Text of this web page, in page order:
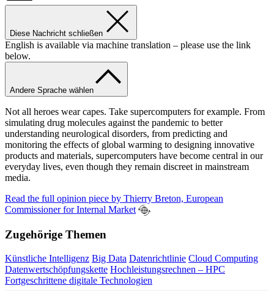
Diese Nachricht schließen
English is available via machine translation – please use the link
below.
Andere Sprache wählen
Not all heroes wear capes. Take supercomputers for example. From
simulating drug molecules against the pandemic to better
understanding neurological disorders, from predicting and
monitoring the effects of global warming to designing innovative
products and materials, supercomputers have become central in our
everyday lives, even though they remain discreet in mainstream
media.
Read the full opinion piece by Thierry Breton, European
Commissioner for Internal Market
Zugehörige Themen
Künstliche Intelligenz Big Data Datenrichtlinie Cloud Computing
Datenwertschöpfungskette Hochleistungsrechnen – HPC
Fortgeschrittene digitale Technologien